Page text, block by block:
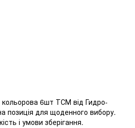
6шт ТСМ від Гидро-
позиція для щоденного вибору.
і умови зберігання.